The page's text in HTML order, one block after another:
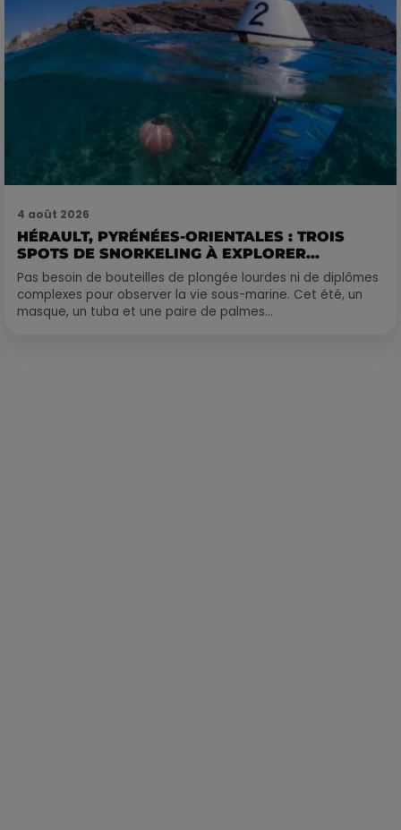
4 août 2026
HÉRAULT, PYRÉNÉES-ORIENTALES : TROIS
SPOTS DE SNORKELING À EXPLORER...
Pas besoin de bouteilles de plongée lourdes ni de diplômes
complexes pour observer la vie sous-marine. Cet été, un
masque, un tuba et une paire de palmes...